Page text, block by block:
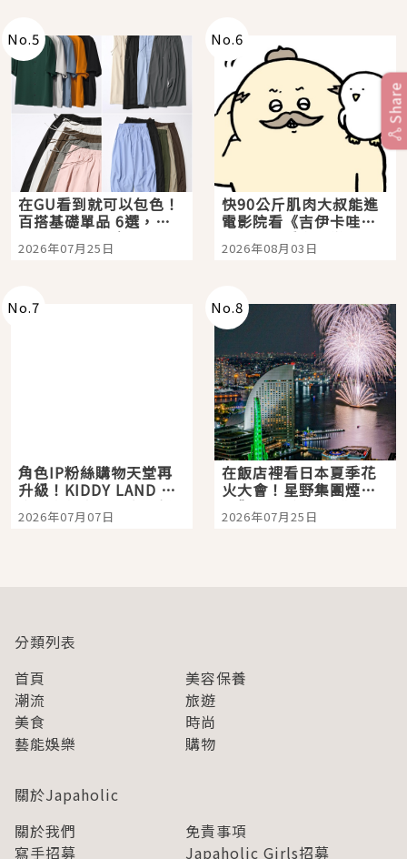
No.5
在GU看到就可以包色！
百搭基礎單品 6選，閉
眼全收也不心疼
2026年07月25日
No.6
快90公斤肌肉大叔能進
電影院看《吉伊卡哇》
嗎？日本重金屬樂團
「打首」會長與nagano
2026年08月03日
No.7
角色IP粉絲購物天堂再
升級！KIDDY LAND 原
宿店吉伊卡哇迎客，新
開幕 OMOKADO 店3分
2026年07月07日
No.8
在飯店裡看日本夏季花
火大會！星野集團煙火
景觀飯店6選，讓你不用
人擠人悠閒欣賞
2026年07月25日
Share
分類列表
首頁
美容保養
潮流
旅遊
美食
時尚
藝能娛樂
購物
關於Japaholic
關於我們
免責事項
寫手招募
Japaholic Girls招募